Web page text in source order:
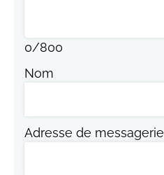
0/800
Nom
Adresse de messagerie